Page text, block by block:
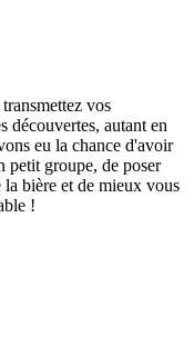
vos
découvertes, autant en
eu la chance d'avoir
petit groupe, de poser
bière et de mieux vous
!